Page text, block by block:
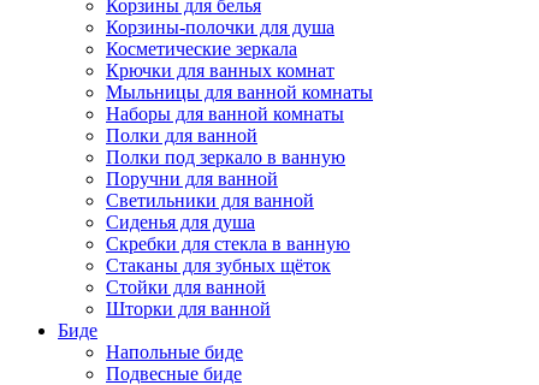
Корзины для белья
Корзины-полочки для душа
Косметические зеркала
Крючки для ванных комнат
Мыльницы для ванной комнаты
Наборы для ванной комнаты
Полки для ванной
Полки под зеркало в ванную
Поручни для ванной
Светильники для ванной
Сиденья для душа
Скребки для стекла в ванную
Стаканы для зубных щёток
Стойки для ванной
Шторки для ванной
Биде
Напольные биде
Подвесные биде